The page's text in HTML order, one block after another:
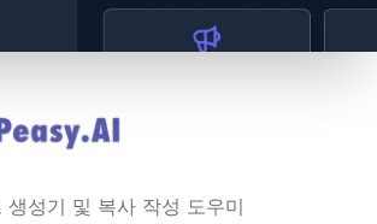
생성기 및 복사 작성 도우미